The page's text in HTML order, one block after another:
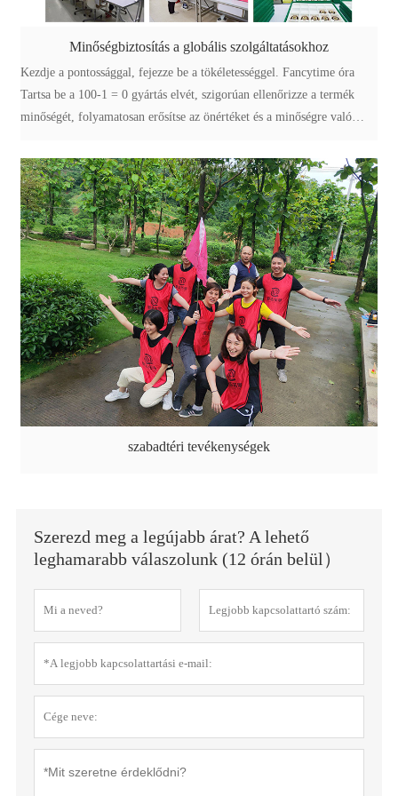
Minőségbiztosítás a globális szolgáltatásokhoz
Kezdje a pontossággal, fejezze be a tökéletességgel. Fancytime óra
Tartsa be a 100-1 = 0 gyártás elvét, szigorúan ellenőrizze a termék
minőségét, folyamatosan erősítse az önértéket és a minőségre való
szabadtéri tevékenységek
Szerezd meg a legújabb árat? A lehető
leghamarabb válaszolunk (12 órán belül）